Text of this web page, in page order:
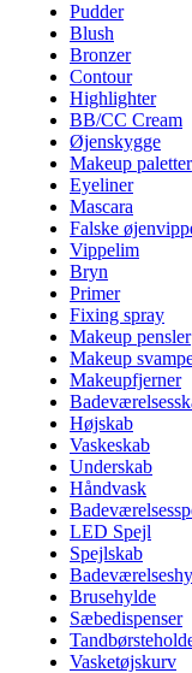
Pudder
Blush
Bronzer
Contour
Highlighter
BB/CC Cream
Øjenskygge
Makeup paletter
Eyeliner
Mascara
Falske
Vippelim
Bryn
Primer
Fixing spray
Makeup pensler
Makeup
Makeupfjerner
Højskab
Vaskeskab
Underskab
Håndvask
LED Spejl
Spejlskab
Brusehylde
Sæbedispenser
Vasketøjskurv